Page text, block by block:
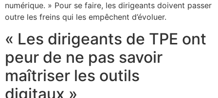
numérique. » Pour se faire, les dirigeants doivent passer
outre les freins qui les empêchent d’évoluer.
« Les dirigeants de TPE ont
peur de ne pas savoir
maîtriser les outils
digitaux »